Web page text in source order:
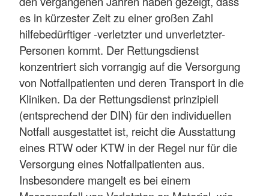
es in kürzester Zeit zu einer großen Zahl
hilfebedürftiger -verletzter und unverletzter-
Personen kommt. Der Rettungsdienst
konzentriert sich vorrangig auf die Versorgung
von Notfallpatienten und deren Transport in die
Kliniken. Da der Rettungsdienst prinzipiell
(entsprechend der DIN) für den individuellen
Notfall ausgestattet ist, reicht die Ausstattung
eines RTW oder KTW in der Regel nur für die
Versorgung eines Notfallpatienten aus.
Insbesondere mangelt es bei einem